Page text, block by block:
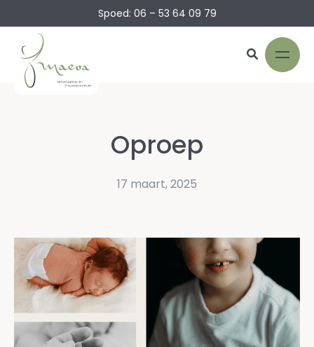
Spoed: 06 – 53 64 09 79
Oproep
17 maart, 2025